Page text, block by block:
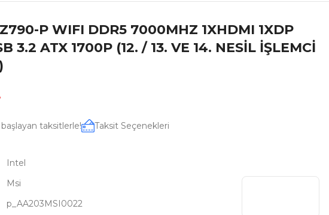
P WIFI DDR5 7000MHZ 1XHDMI 1XDP
3.2 ATX 1700P (12. / 13. VE 14. NESİL İŞLEMCİ
başlayan taksitlerle! Taksit Seçenekleri
Intel
Msi
p_AA203MSI0022